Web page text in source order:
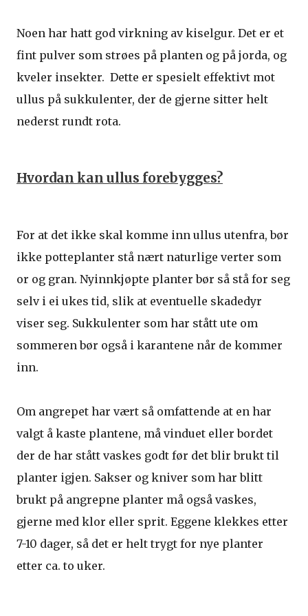
Noen har hatt god virkning av kiselgur. Det er et
fint pulver som strøes på planten og på jorda, og
kveler insekter. Dette er spesielt effektivt mot
ullus på sukkulenter, der de gjerne sitter helt
nederst rundt rota.
Hvordan kan ullus forebygges?
For at det ikke skal komme inn ullus utenfra, bør
ikke potteplanter stå nært naturlige verter som
or og gran. Nyinnkjøpte planter bør så stå for seg
selv i ei ukes tid, slik at eventuelle skadedyr
viser seg. Sukkulenter som har stått ute om
sommeren bør også i karantene når de kommer
inn.
Om angrepet har vært så omfattende at en har
valgt å kaste plantene, må vinduet eller bordet
der de har stått vaskes godt før det blir brukt til
planter igjen. Sakser og kniver som har blitt
brukt på angrepne planter må også vaskes,
gjerne med klor eller sprit. Eggene klekkes etter
7-10 dager, så det er helt trygt for nye planter
etter ca. to uker.